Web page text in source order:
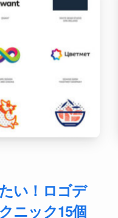
い！ロゴデ
ニック15個